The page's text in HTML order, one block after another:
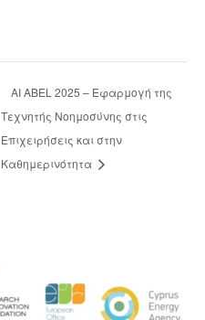
AI ABEL 2025 – Εφαρμογή της
Τεχνητής Νοημοσύνης στις
Επιχειρήσεις και στην
Καθημερινότητα